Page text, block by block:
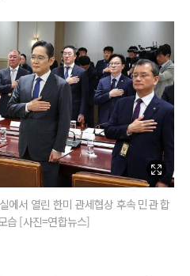
에서 열린 한미 관세협상 후속 민관 합
습 [사진=연합뉴스]